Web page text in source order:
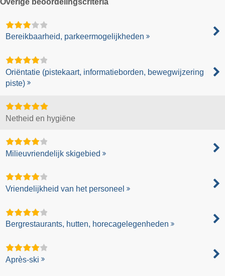
Bereikbaarheid, parkeermogelijkheden
Oriëntatie (pistekaart, informatieborden, bewegwijzering
piste)
Netheid en hygiëne
Milieuvriendelijk skigebied
Vriendelijkheid van het personeel
Bergrestaurants, hutten, horecagelegenheden
Après-ski